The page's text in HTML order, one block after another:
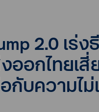
2.0 เร่
อกไทยเสี่
กับความไ